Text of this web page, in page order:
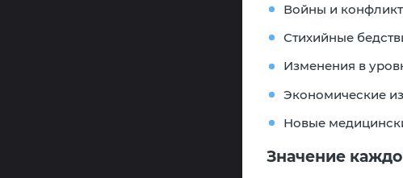
Войны и
Стихийные
Изменения в
Экономические
Новые
Значение